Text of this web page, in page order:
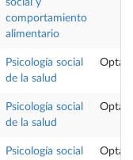
comportamiento
alimentario
Psicología social
de la salud
Psicología social
de la salud
Psicología social